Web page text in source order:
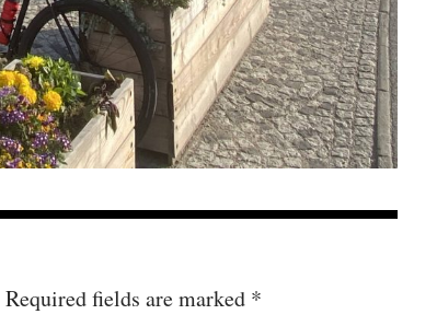
Required fields are marked *